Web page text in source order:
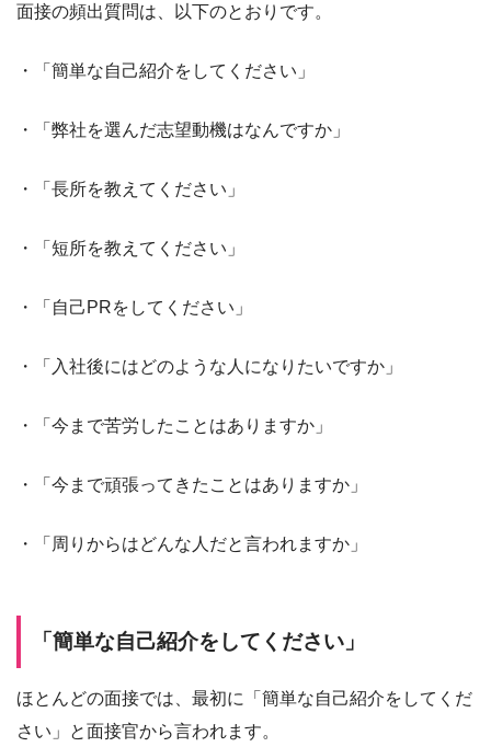
面接の頻出質問は、以下のとおりです。
・「簡単な自己紹介をしてください」
・「弊社を選んだ志望動機はなんですか」
・「長所を教えてください」
・「短所を教えてください」
・「自己PRをしてください」
・「入社後にはどのような人になりたいですか」
・「今まで苦労したことはありますか」
・「今まで頑張ってきたことはありますか」
・「周りからはどんな人だと言われますか」
「簡単な自己紹介をしてください」
ほとんどの面接では、最初に「簡単な自己紹介をしてくだ
さい」と面接官から言われます。